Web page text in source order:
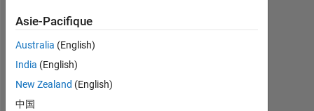
CONTRIBUTIONS 1
3
Asie-Pacifique
Australia (English)
India (English)
New Zealand (English)
中国